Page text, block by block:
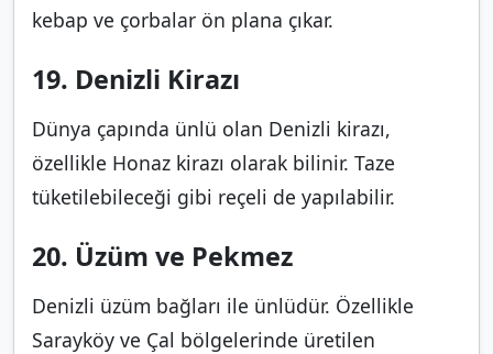
kebap ve çorbalar ön plana çıkar.
19. Denizli Kirazı
Dünya çapında ünlü olan Denizli kirazı,
özellikle Honaz kirazı olarak bilinir. Taze
tüketilebileceği gibi reçeli de yapılabilir.
20. Üzüm ve Pekmez
Denizli üzüm bağları ile ünlüdür. Özellikle
Sarayköy ve Çal bölgelerinde üretilen